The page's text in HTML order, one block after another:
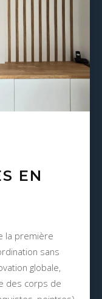
EN
la première
sans
globale,
des corps de